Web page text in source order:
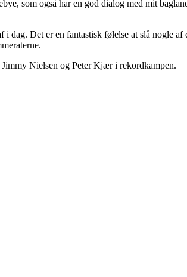
som også har en god dialog med mit
dag. Det er en fantastisk følelse at slå nogle
Nielsen og Peter Kjær i rekordkampen.